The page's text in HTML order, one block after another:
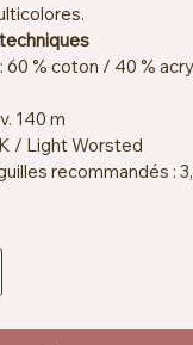
60 % coton / 40 %
140 m
/ Light Worsted
recommandés :
TEX® Standard
en machine à 30 °C